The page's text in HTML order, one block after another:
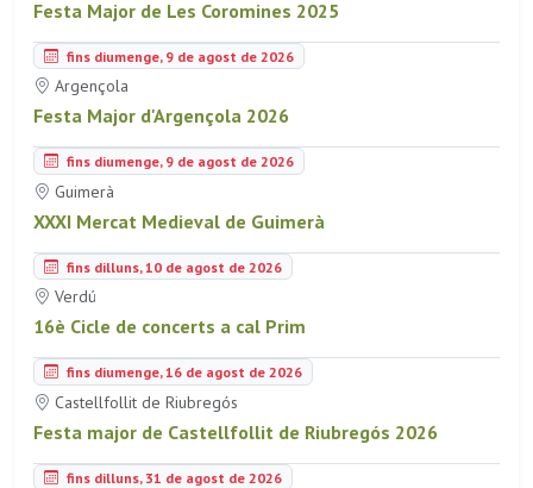
Festa Major de Les Coromines 2025
fins diumenge, 9 de agost de 2026
Argençola
Festa Major d'Argençola 2026
fins diumenge, 9 de agost de 2026
Guimerà
XXXI Mercat Medieval de Guimerà
fins dilluns, 10 de agost de 2026
Verdú
16è Cicle de concerts a cal Prim
fins diumenge, 16 de agost de 2026
Castellfollit de Riubregós
Festa major de Castellfollit de Riubregós 2026
fins dilluns, 31 de agost de 2026